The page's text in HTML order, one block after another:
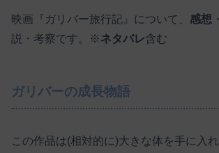
映画『ガリバー旅行記』について、 感想
説・考察です。※ネタバレ含む
ガリバーの成長物語
この作品は(相対的に)大きな体を手に入れ